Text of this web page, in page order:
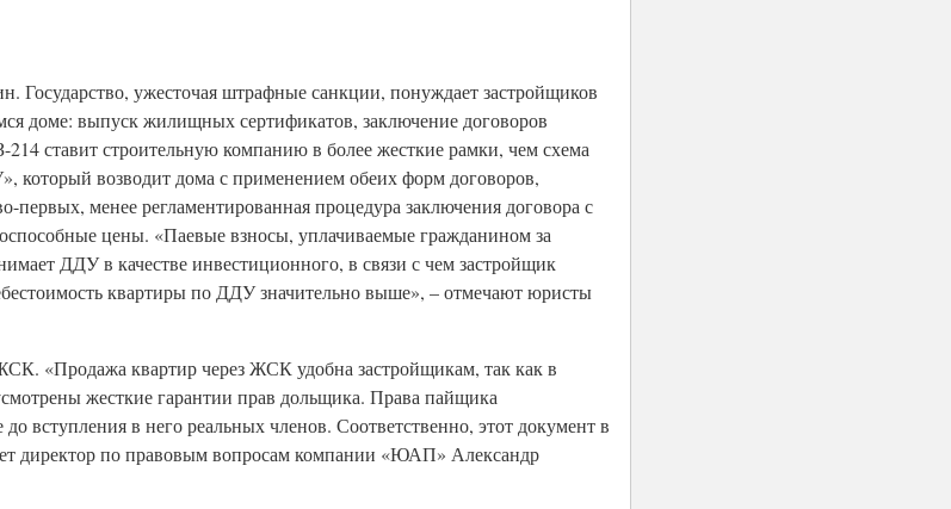
Государство, ужесточая штрафные санкции, понуждает застройщиков
доме: выпуск жилищных сертификатов, заключение договоров
ставит строительную компанию в более жесткие рамки, чем схема
возводит дома с применением обеих форм договоров,
менее регламентированная процедура заключения договора с
цены. «Паевые взносы, уплачиваемые гражданином за
ДДУ в качестве инвестиционного, в связи с чем застройщик
квартиры по ДДУ значительно выше», – отмечают юристы
«Продажа квартир через ЖСК удобна застройщикам, так как в
жесткие гарантии прав дольщика. Права пайщика
вступления в него реальных членов. Соответственно, этот документ в
директор по правовым вопросам компании «ЮАП» Александр